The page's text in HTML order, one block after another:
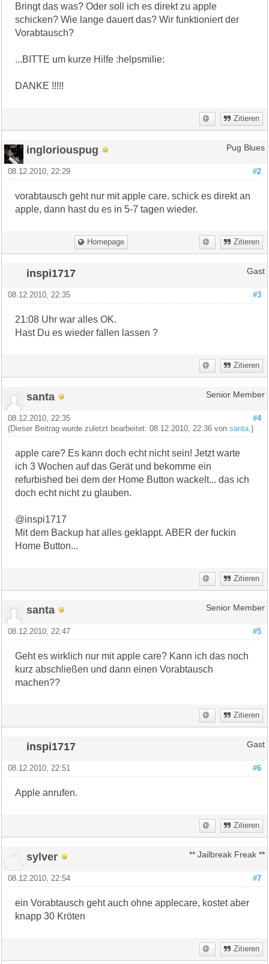
Bringt das was? Oder soll ich es direkt zu apple
schicken? Wie lange dauert das? Wir funktioniert der
Vorabtausch?
...BITTE um kurze Hilfe :helpsmilie:
DANKE !!!!!
Zitieren
ingloriouspug Pug Blues
#2
08.12.2010, 22:29
vorabtausch geht nur mit apple care. schick es direkt an
apple, dann hast du es in 5-7 tagen wieder.
Homepage Zitieren
inspi1717 Gast
#3
08.12.2010, 22:35
21:08 Uhr war alles OK.
Hast Du es wieder fallen lassen ?
Zitieren
santa Senior Member
#4
08.12.2010, 22:35
(Dieser Beitrag wurde zuletzt bearbeitet: 08.12.2010, 22:36 vonsanta .)
apple care? Es kann doch echt nicht sein! Jetzt warte
ich 3 Wochen auf das Gerät und bekomme ein
refurbished bei dem der Home Button wackelt... das ich
doch echt nicht zu glauben.
@inspi1717
Mit dem Backup hat alles geklappt. ABER der fuckin
Home Button...
Zitieren
santa Senior Member
#5
08.12.2010, 22:47
Geht es wirklich nur mit apple care? Kann ich das noch
kurz abschließen und dann einen Vorabtausch
machen??
Zitieren
inspi1717 Gast
#6
08.12.2010, 22:51
Apple anrufen.
Zitieren
sylver ** Jailbreak Freak **
#7
08.12.2010, 22:54
ein Vorabtausch geht auch ohne applecare, kostet aber
knapp 30 Kröten
Zitieren